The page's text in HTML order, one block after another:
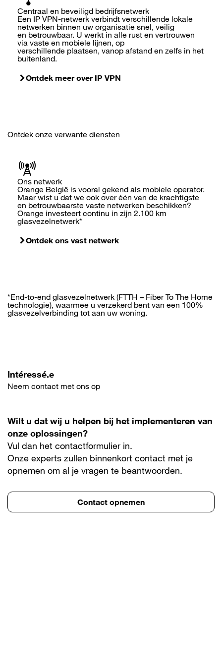
Centraal en beveiligd bedrijfsnetwerk
Een IP VPN-netwerk verbindt verschillende lokale
netwerken binnen uw organisatie snel, veilig
en betrouwbaar. U werkt in alle rust en vertrouwen
via vaste en mobiele lijnen, op
verschillende plaatsen, vanop afstand en zelfs in het
buitenland.
Ontdek meer over IP VPN
Ontdek onze verwante diensten
Ons netwerk
Orange België is vooral gekend als mobiele operator.
Maar wist u dat we ook over één van de krachtigste
en betrouwbaarste vaste netwerken beschikken?
Orange investeert continu in zijn 2.100 km
glasvezelnetwerk*
Ontdek ons vast netwerk
*End-to-end glasvezelnetwerk (FTTH – Fiber To The Home
technologie), waarmee u verzekerd bent van een 100%
glasvezelverbinding tot aan uw woning.
Intéressé.e
Neem contact met ons op
Wilt u dat wij u helpen bij het implementeren van
onze oplossingen?
Vul dan het contactformulier in.
Onze experts zullen binnenkort contact met je
opnemen om al je vragen te beantwoorden.
Contact opnemen